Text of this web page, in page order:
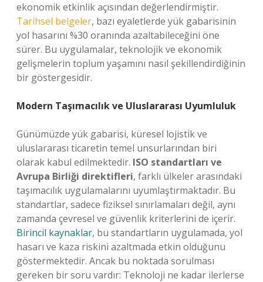
ekonomik etkinlik açısından değerlendirmiştir.
Tarihsel belgeler, bazı eyaletlerde yük gabarisinin
yol hasarını %30 oranında azaltabileceğini öne
sürer. Bu uygulamalar, teknolojik ve ekonomik
gelişmelerin toplum yaşamını nasıl şekillendirdiğinin
bir göstergesidir.
Modern Taşımacılık ve Uluslararası Uyumluluk
Günümüzde yük gabarisi, küresel lojistik ve
uluslararası ticaretin temel unsurlarından biri
olarak kabul edilmektedir. ISO standartları ve
Avrupa Birliği direktifleri, farklı ülkeler arasındaki
taşımacılık uygulamalarını uyumlaştırmaktadır. Bu
standartlar, sadece fiziksel sınırlamaları değil, aynı
zamanda çevresel ve güvenlik kriterlerini de içerir.
Birincil kaynaklar, bu standartların uygulamada, yol
hasarı ve kaza riskini azaltmada etkin olduğunu
göstermektedir. Ancak bu noktada sorulması
gereken bir soru vardır: Teknoloji ne kadar ilerlerse